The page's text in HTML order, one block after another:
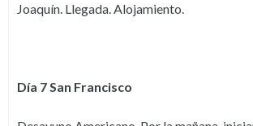
Joaquín. Llegada. Alojamiento.
Día 7 San Francisco